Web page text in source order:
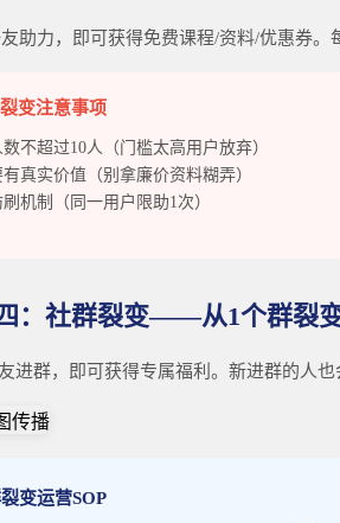
助力，即可获得免费课程/资料/优惠券。
变注意事项
数不超过10人（门槛太高用户放弃）
有真实价值（别拿廉价资料糊弄）
机制（同一用户限助1次）
：社群裂变——从1个群裂
进群，即可获得专属福利。新进群的人也
变运营SOP